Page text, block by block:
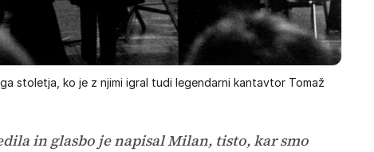
stoletja, ko je z njimi igral tudi legendarni kantavtor Tomaž
in glasbo je napisal Milan, tisto, kar smo